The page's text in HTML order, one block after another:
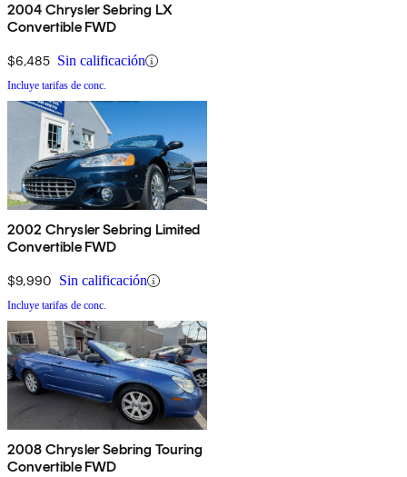
2004 Chrysler Sebring LX
Convertible FWD
$6,485 Sin calificación
Incluye tarifas de conc.
2002 Chrysler Sebring Limited
Convertible FWD
$9,990 Sin calificación
Incluye tarifas de conc.
2008 Chrysler Sebring Touring
Convertible FWD